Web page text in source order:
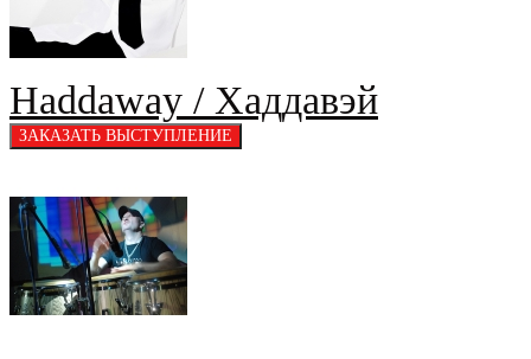
Haddaway / Хаддавэй